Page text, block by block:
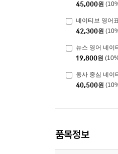
45,000원
네이티브 영어
42,300원
뉴스 영어 네이
19,800원
동사 중심 네이
40,500원
품목정보